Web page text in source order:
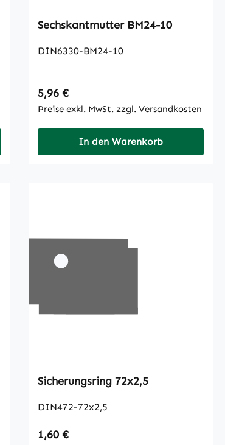
Sechskantmutter BM24-10
DIN6330-BM24-10
Regulärer Preis:
5,96 €
Preise exkl. MwSt. zzgl. Versandkosten
In den Warenkorb
Sicherungsring 72x2,5
DIN472-72x2,5
Regulärer Preis:
1,60 €